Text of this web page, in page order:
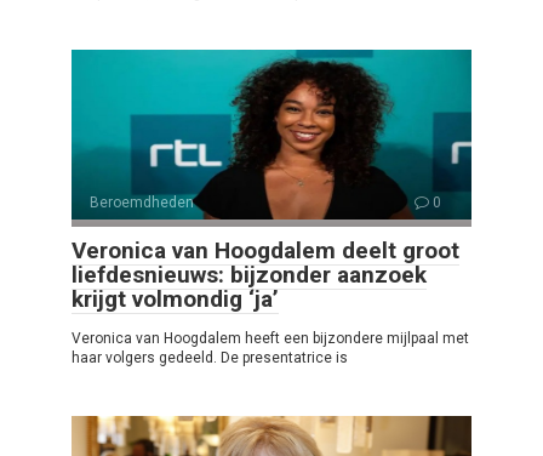
Beroemdheden 0
Veronica van Hoogdalem deelt groot
liefdesnieuws: bijzonder aanzoek
krijgt volmondig ‘ja’
Veronica van Hoogdalem heeft een bijzondere mijlpaal met
haar volgers gedeeld. De presentatrice is